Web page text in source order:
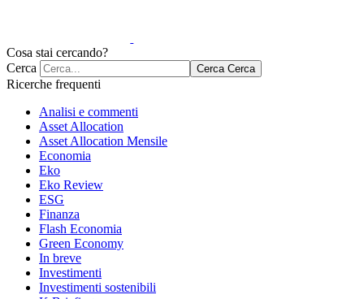
Cosa stai cercando?
Cerca
Cerca Cerca
Ricerche frequenti
Analisi e commenti
Asset Allocation
Asset Allocation Mensile
Economia
Eko
Eko Review
ESG
Finanza
Flash Economia
Green Economy
In breve
Investimenti
Investimenti sostenibili